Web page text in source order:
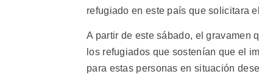
refugiado en este país que solicitara
A partir de este sábado, el gravamen
los refugiados que sostenían que el
para estas personas en situación